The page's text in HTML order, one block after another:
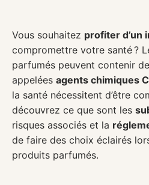
Vous souhaitez profiter d’un
compromettre votre santé ?
parfumés peuvent contenir
appelées agents chimiques
la santé nécessitent d’être
découvrez ce que sont les
risques associés et la
de faire des choix éclairés
produits parfumés.